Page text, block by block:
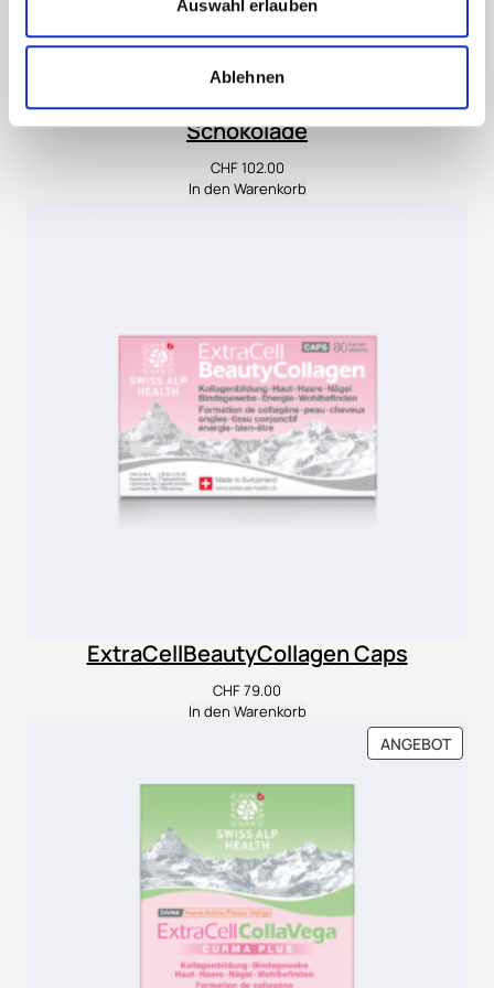
Auswahl erlauben
Ablehnen
ExtraCell BeautyCollagen Aroma
Schokolade
CHF102.00
In den Warenkorb
ExtraCellBeautyCollagen Caps
CHF79.00
In den Warenkorb
ANGEBOT
IM